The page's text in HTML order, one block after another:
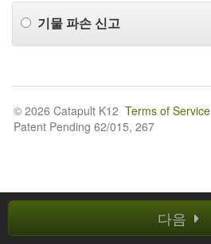
기물 파손 신고
다음
© 2026 Catapult K12 Terms of Service
Patent Pending 62/015, 267